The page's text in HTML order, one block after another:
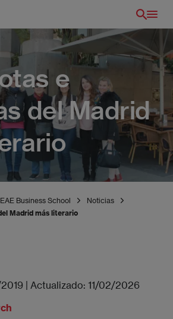
e
del Madrid
Business School
Noticias
Madrid más literario
Actualizado: 11/02/2026